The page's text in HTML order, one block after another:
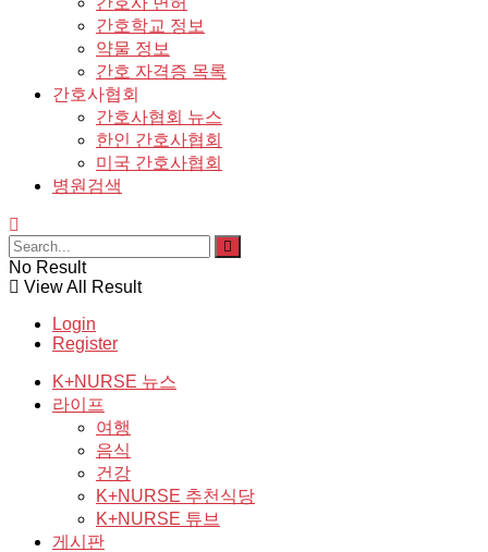
간호학교 정보
약물 정보
간호 자격증 목록
간호사협회
간호사협회 뉴스
한인 간호사협회
미국 간호사협회
병원검색
No Result
View All Result
Login
Register
K+NURSE 뉴스
라이프
여행
음식
건강
K+NURSE 추천식당
K+NURSE 튜브
게시판